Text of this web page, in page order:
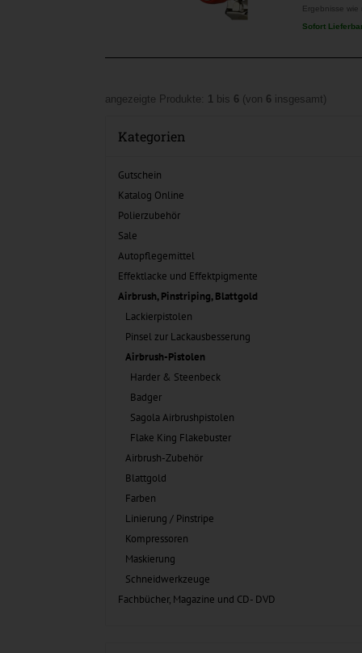
Ergebnisse wie
Sofort
angezeigte Produkte: 1 bis 6 (von 6 insgesamt)
Kategorien
Gutschein
Katalog Online
Polierzubehör
Sale
Autopflegemittel
Effektlacke und Effektpigmente
Airbrush, Pinstriping, Blattgold
Lackierpistolen
Pinsel zur Lackausbesserung
Airbrush-Pistolen
Harder & Steenbeck
Badger
Sagola Airbrushpistolen
Flake King Flakebuster
Airbrush-Zubehör
Blattgold
Farben
Linierung / Pinstripe
Kompressoren
Maskierung
Schneidwerkzeuge
Fachbücher, Magazine und CD- DVD